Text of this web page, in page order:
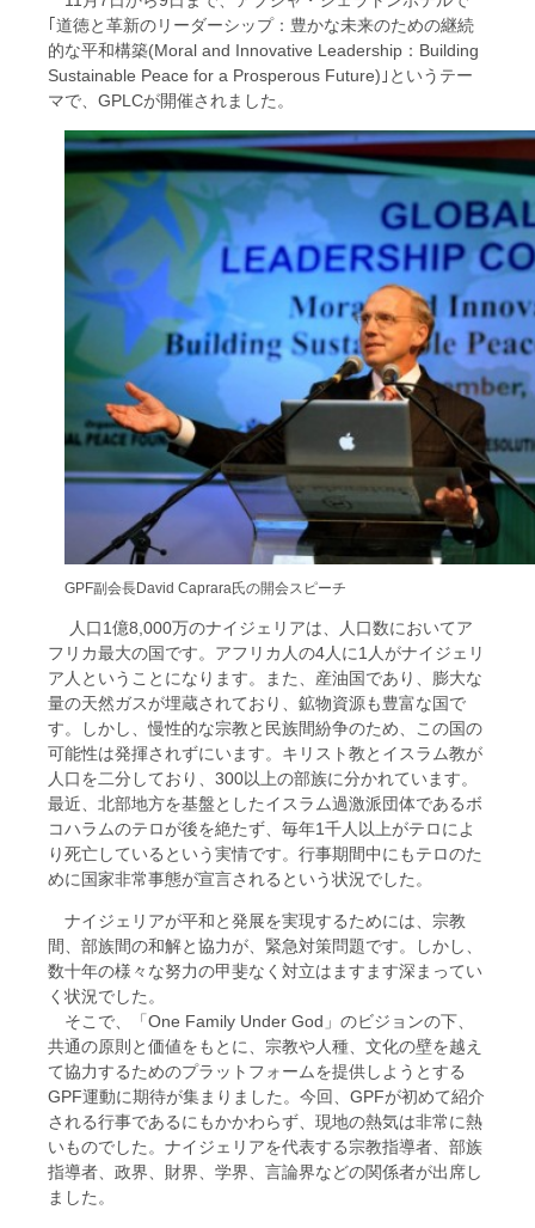
｢道徳と革新のリーダーシップ：豊かな未来のための継続
的な平和構築(Moral and Innovative Leadership：Building
Sustainable Peace for a Prosperous Future)｣というテー
マで、GPLCが開催されました。
GPF副会長David Caprara氏の開会スピーチ
人口1億8,000万のナイジェリアは、人口数においてア
フリカ最大の国です。アフリカ人の4人に1人がナイジェリ
ア人ということになります。また、産油国であり、膨大な
量の天然ガスが埋蔵されており、鉱物資源も豊富な国で
す。しかし、慢性的な宗教と民族間紛争のため、この国の
可能性は発揮されずにいます。キリスト教とイスラム教が
人口を二分しており、300以上の部族に分かれています。
最近、北部地方を基盤としたイスラム過激派団体であるボ
コハラムのテロが後を絶たず、毎年1千人以上がテロによ
り死亡しているという実情です。行事期間中にもテロのた
めに国家非常事態が宣言されるという状況でした。
ナイジェリアが平和と発展を実現するためには、宗教
間、部族間の和解と協力が、緊急対策問題です。しかし、
数十年の様々な努力の甲斐なく対立はますます深まってい
く状況でした。
そこで、「One Family Under God」のビジョンの下、
共通の原則と価値をもとに、宗教や人種、文化の壁を越え
て協力するためのプラットフォームを提供しようとする
GPF運動に期待が集まりました。今回、GPFが初めて紹介
される行事であるにもかかわらず、現地の熱気は非常に熱
いものでした。ナイジェリアを代表する宗教指導者、部族
指導者、政界、財界、学界、言論界などの関係者が出席し
ました。